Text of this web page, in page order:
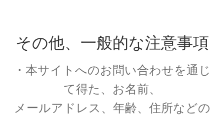
【深海と成層圏に挑んだ物理学者にして冒険
アメリカ関係の物理学者のまとめ
その他、一般的な注意事項
・本サイトへのお問い合わせを通じ
て得た、お名前、
メールアドレス、年齢、住所などの